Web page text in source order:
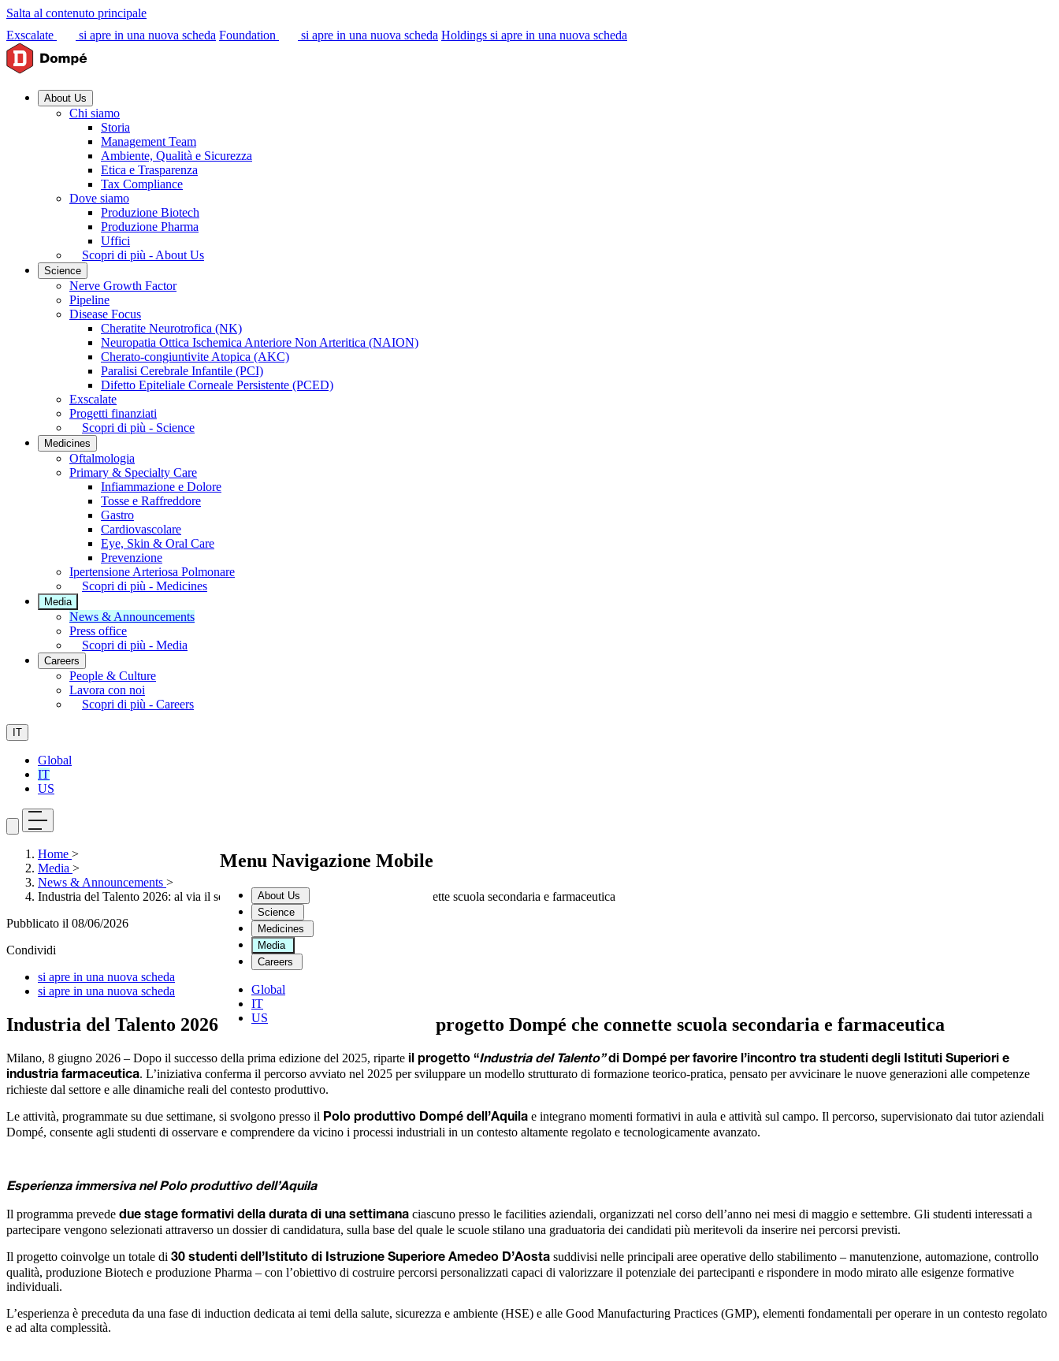
Salta al contenuto principale
Exscalate
si apre in una nuova scheda Foundation si apre in una nuova scheda Holdings si apre in una nuova scheda
About Us
Chi siamo
Storia
Management Team
Ambiente, Qualità e Sicurezza
Etica e Trasparenza
Tax Compliance
Dove siamo
Produzione Biotech
Produzione Pharma
Uffici
Scopri di più - About Us
Science
Nerve Growth Factor
Pipeline
Disease Focus
Cheratite Neurotrofica (NK)
Neuropatia Ottica Ischemica Anteriore Non Arteritica (NAION)
Cherato-congiuntivite Atopica (AKC)
Paralisi Cerebrale Infantile (PCI)
Difetto Epiteliale Corneale Persistente (PCED)
Exscalate
Progetti finanziati
Scopri di più - Science
Medicines
Oftalmologia
Primary & Specialty Care
Infiammazione e Dolore
Tosse e Raffreddore
Gastro
Cardiovascolare
Eye, Skin & Oral Care
Prevenzione
Ipertensione Arteriosa Polmonare
Scopri di più - Medicines
Media
News & Announcements
Press office
Scopri di più - Media
Careers
People & Culture
Lavora con noi
Scopri di più - Careers
IT
Global
IT
US
Menu Navigazione Mobile
About Us
Science
Medicines
Media
Careers
Global
IT
US
Home >
Media >
News & Announcements >
Industria del Talento 2026: al via il secondo anno del progetto Dompé che connette scuola secondaria e farmaceutica
Pubblicato il 08/06/2026
Condividi
si apre in una nuova scheda
si apre in una nuova scheda
Industria del Talento 2026: al via il secondo anno del progetto Dompé che connette scuola secondaria e farmaceutica
Milano, 8 giugno 2026 – Dopo il successo della prima edizione del 2025, riparte il progetto “Industria del Talento”di Dompé per favorire l’incontro tra studenti degli Istituti Superiori e
industria farmaceutica. L’iniziativa conferma il percorso avviato nel 2025 per sviluppare un modello strutturato di formazione teorico-pratica, pensato per avvicinare le nuove generazioni alle competenze
richieste dal settore e alle dinamiche reali del contesto produttivo.
Le attività, programmate su due settimane, si svolgono presso il Polo produttivo Dompé dell’Aquila e integrano momenti formativi in aula e attività sul campo. Il percorso, supervisionato dai tutor aziendali
Dompé, consente agli studenti di osservare e comprendere da vicino i processi industriali in un contesto altamente regolato e tecnologicamente avanzato.
Esperienza immersiva nel Polo produttivo dell’Aquila
Il programma prevede due stage formativi della durata di una settimana ciascuno presso le facilities aziendali, organizzati nel corso dell’anno nei mesi di maggio e settembre. Gli studenti interessati a
partecipare vengono selezionati attraverso un dossier di candidatura, sulla base del quale le scuole stilano una graduatoria dei candidati più meritevoli da inserire nei percorsi previsti.
Il progetto coinvolge un totale di 30 studenti dell’Istituto di Istruzione Superiore Amedeo D’Aosta suddivisi nelle principali aree operative dello stabilimento – manutenzione, automazione, controllo
qualità, produzione Biotech e produzione Pharma – con l’obiettivo di costruire percorsi personalizzati capaci di valorizzare il potenziale dei partecipanti e rispondere in modo mirato alle esigenze formative
individuali.
L’esperienza è preceduta da una fase di induction dedicata ai temi della salute, sicurezza e ambiente (HSE) e alle Good Manufacturing Practices (GMP), elementi fondamentali per operare in un contesto regolato
e ad alta complessità.